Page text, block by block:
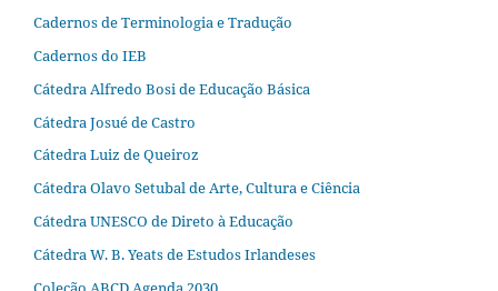
Cadernos de Terminologia e Tradução
Cadernos do IEB
Cátedra Alfredo Bosi de Educação Básica
Cátedra Josué de Castro
Cátedra Luiz de Queiroz
Cátedra Olavo Setubal de Arte, Cultura e Ciência
Cátedra UNESCO de Direto à Educação
Cátedra W. B. Yeats de Estudos Irlandeses